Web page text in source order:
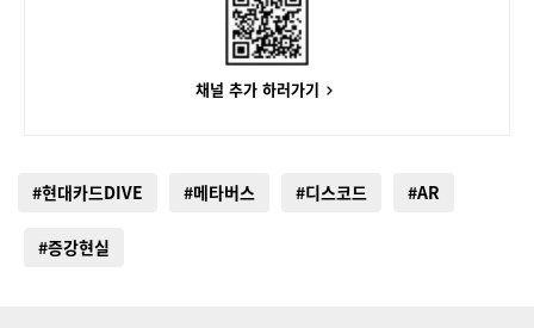
채널 추가 하러가기
#현대카드DIVE #메타버스 #디스코드 #AR
#증강현실